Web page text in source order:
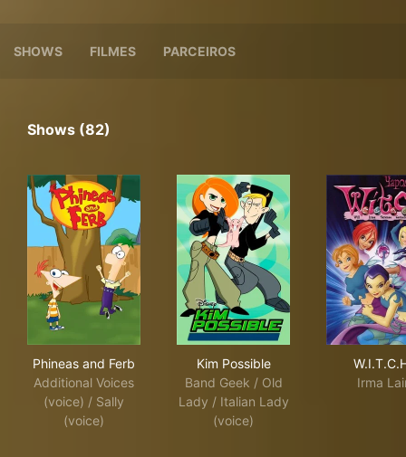
SHOWS FILMES PARCEIROS
Shows (82)
Phineas and Ferb
Additional Voices
(voice) / Sally
(voice)
Kim Possible
Band Geek / Old
Lady / Italian Lady
(voice)
Irma